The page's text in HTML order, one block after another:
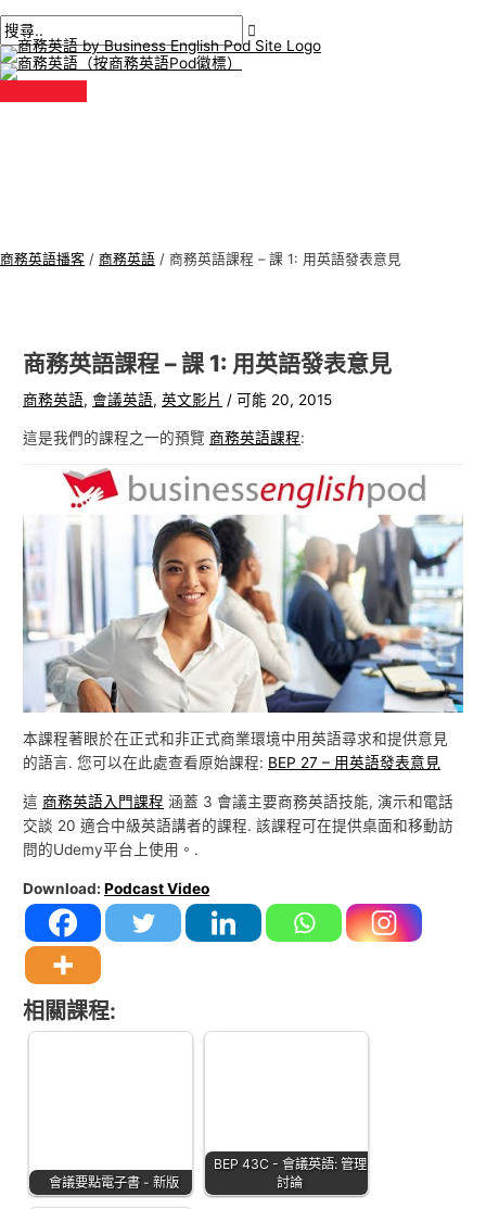
至
內
容
選
商務英語播客 / 商務英語 / 商務英語課程 – 課 1: 用英語發表意見
商務英語課程 – 課 1: 用英語發表意見
商務英語,會議英語,英文影片 /可能 20, 2015
這是我們的課程之一的預覽商務英語課程:
本課程著眼於在正式和非正式商業環境中用英語尋求和提供意見
的語言. 您可以在此處查看原始課程: BEP 27 – 用英語發表意見
這商務英語入門課程 涵蓋 3 會議主要商務英語技能, 演示和電話
交談 20 適合中級英語講者的課程. 該課程可在提供桌面和移動訪
問的Udemy平台上使用。.
Download:Podcast Video
相關課程:
會議要點電子書 - 新版
BEP 43C - 會議英語: 管理
討論
文
導
航
此
輸
入。.
名
*
子
郵
件
*
商
務
英
語
搜
尋
: